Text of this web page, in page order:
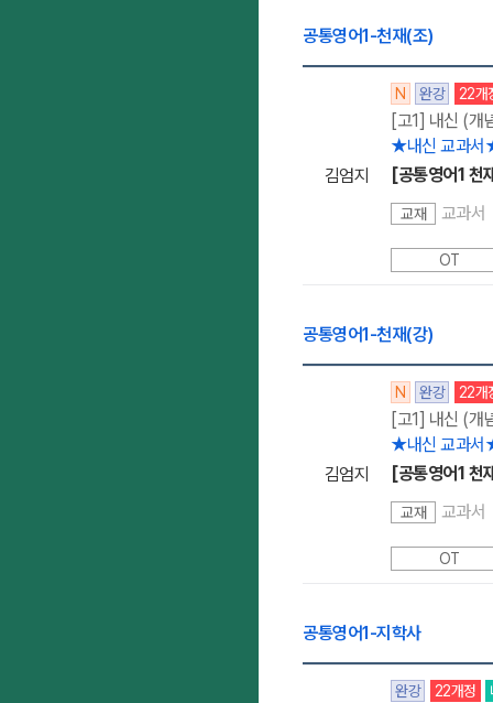
공통영어1-천재(조)
김엄지
N 완강 22개
[고1] 내신 (개
★내신 교과
[공통영어1 천
교재 교과서
OT
공통영어1-천재(강)
김엄지
N 완강 22개
[고1] 내신 (개
★내신 교과
[공통영어1 천
교재 교과서
OT
공통영어1-지학사
완강 22개정